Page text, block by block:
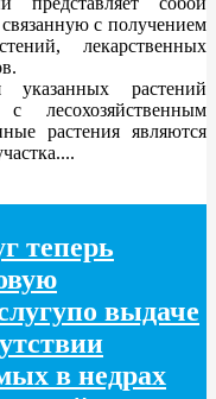
с получением
лекарственных
растений
лесохозяйственным
растения являются
теперь
выдаче
в недрах